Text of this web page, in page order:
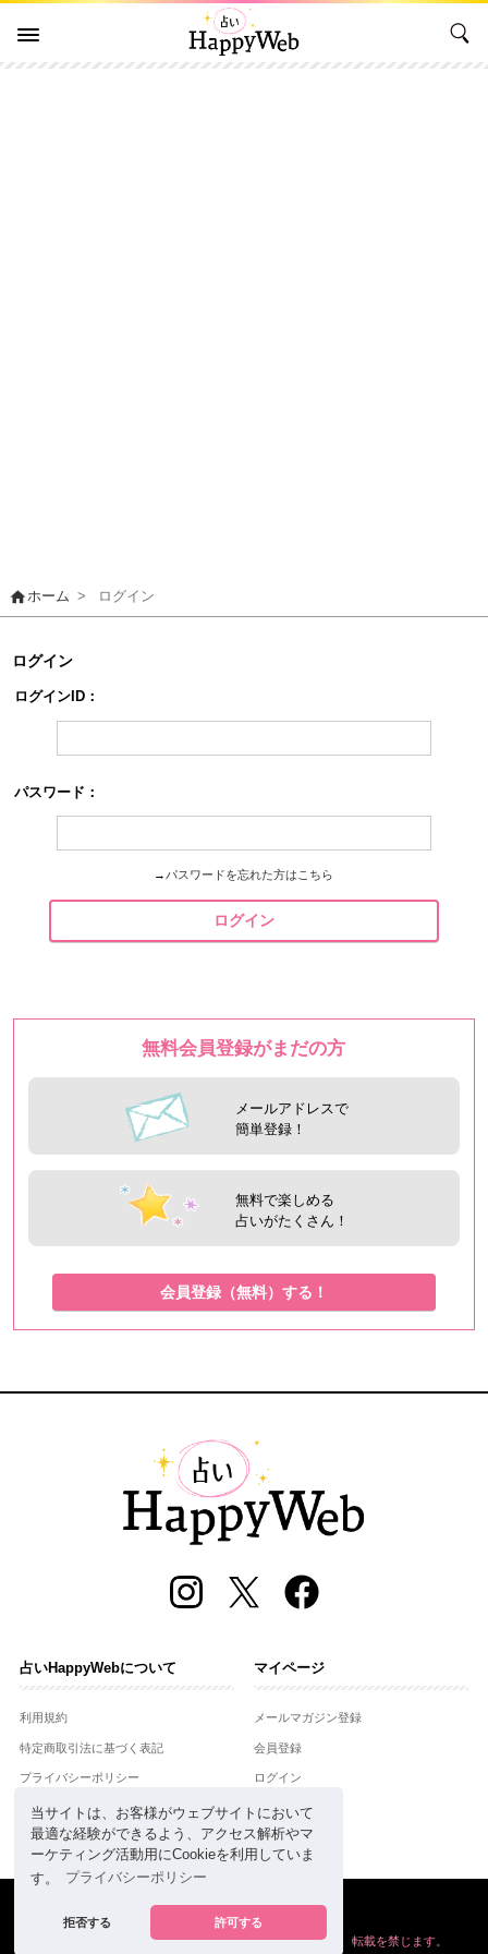
当サイトは、お客様がウェブサイトにおいて
最適な経験ができるよう、アクセス解析やマ
ーケティング活動用にCookieを利用していま
す。
プライバシーポリシー
拒否する 許可する
homeホーム > ログイン
ログイン
ログインID：
パスワード：
→ パスワードを忘れた方はこちら
ログイン
無料会員登録がまだの方
メールアドレスで
簡単登録！
無料で楽しめる
占いがたくさん！
会員登録（無料）する！
占いHappyWebについて
利用規約
特定商取引法に基づく表記
プライバシーポリシー
運営会社
お問合せ
マイページ
メールマガジン登録
会員登録
ログイン
powered by
掲載の情報や画像など、すべてのコンテンツの無断複写、転載を禁じます。